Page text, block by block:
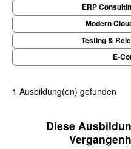
ERP
Modern
Testing &
E-
1 Ausbildung(en) gefunden
Diese